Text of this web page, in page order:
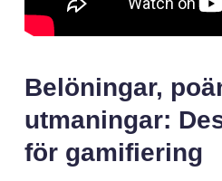
Belöningar,
utmaningar:
för gamifiering